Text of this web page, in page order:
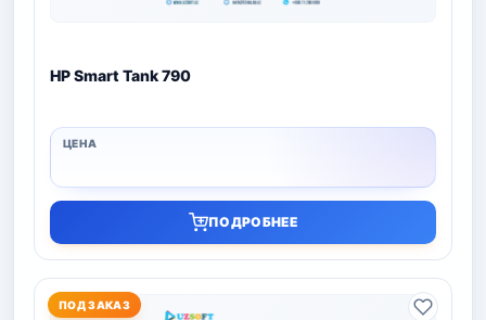
HP Smart Tank 790
ПОДРОБНЕЕ
ПОД ЗАКАЗ